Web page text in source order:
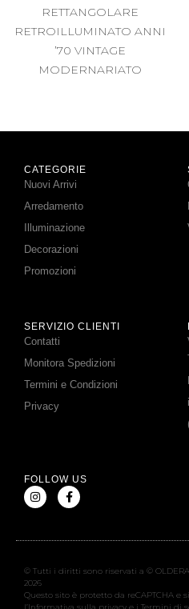
RETTANGOLARE
RETROILLUMINATO ANNI
’70 VINTAGE
MODERNARIATO
CATEGORIE
Nuovi Arrivi
Arredamento
Illuminazione
Decorazioni
Promozioni
SERVIZIO CLIENTI
Contatti
Monitora Spedizioni
Termini e Condizioni
Privacy
FOLLOW US
© Tutti i diritti sono riservati a © OLDERA
2026
Questo sito è protetto da reCAPTCHA e